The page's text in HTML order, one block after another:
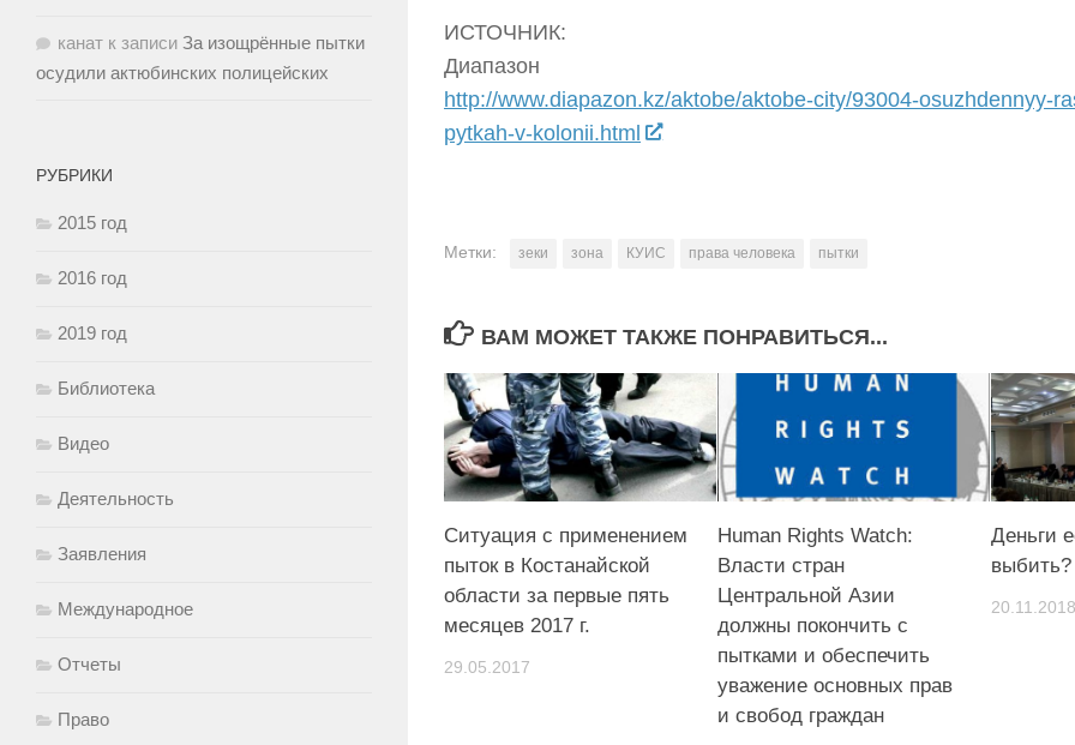
ИСТОЧНИК:
Диапазон
http://www.diapazon.kz/aktobe/aktobe-city/93004-osuzhdennyy-
pytkah-v-kolonii.html
Метки: зеки зона КУИС права человека пытки
ВАМ МОЖЕТ ТАКЖЕ ПОНРАВИТЬСЯ...
Ситуация с применением
пыток в Костанайской
области за первые пять
месяцев 2017 г.
29.05.2017
Human Rights Watch:
Власти стран
Центральной Азии
должны покончить с
пытками и обеспечить
уважение основных прав
и свобод граждан
Деньги
выбить?
20.11.2018
канат к записи За изощрённые пытки
осудили актюбинских полицейских
РУБРИКИ
2015 год
2016 год
2019 год
Библиотека
Видео
Деятельность
Заявления
Международное
Отчеты
Право